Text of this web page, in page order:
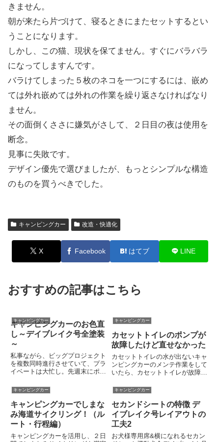
きません。
朝が来たら片づけて、寝るときにまたセットするとい
うことになります。
しかし、この猫、現状を保てません。すぐにバラバラ
になってしますんです。
バラけてしまった５枚のネコを一つにするには、嵌め
ては外れ嵌めては外れの作業を繰り返さなければなり
ません。
その面倒くささに嫌気がさして、２日目の夜は使用を
断念。
見事に失敗です。
デザイン優先で選びましたが、もっとシンプルな構造
のものを買うべきでした。
キャンピングカー 改造・快適化
X Facebook はてブ LINE
おすすめの記事はこちら
キャンピングカー
キャンピングカーのお色直
し～デイブレイク号全塗装
～
私事ながら、ビッグプロジェクト
を複数同時進行させていて、プラ
イベートは大忙し。先週末にポル
だけど、19日にはキャンピング
カーを引き取りに京都・滋賀へ行
った。6月から始動していたデイ
ブレイク号の大規模改造計画が
や...
キャンピングカー
カセットトイレのポンプが
故障したけど直せなかった
カセットトイレの水が出ないキャ
ンピングカーのメンテ作業をして
いたら、カセットトイレが故障し
のデイブレイクには、フラッシュ
を内蔵したTHETFORDのカセッ
トトイレを載せています。ハ...
キャンピングカー
キャンピングカーでしまな
み海道サイクリング！（ル
ート・行程編）
キャンピングカーを活用し、２日
キャンピングカー
セカンドシートの特徴 デ
イブレイク号レイアウトの
工夫2
お犬様専用席&横になれるセカン